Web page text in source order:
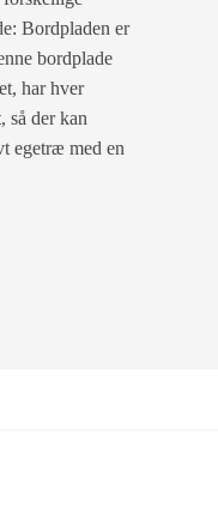
Bordpladen er
bordplade
har hver
så der kan
egetræ med en